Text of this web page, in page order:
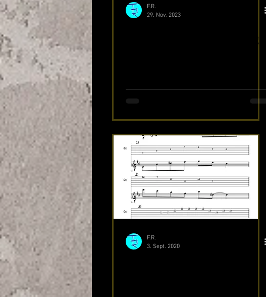
F.R.
29. Nov. 2023
Grundkurs: Liedbegleitung
F.R.
3. Sept. 2020